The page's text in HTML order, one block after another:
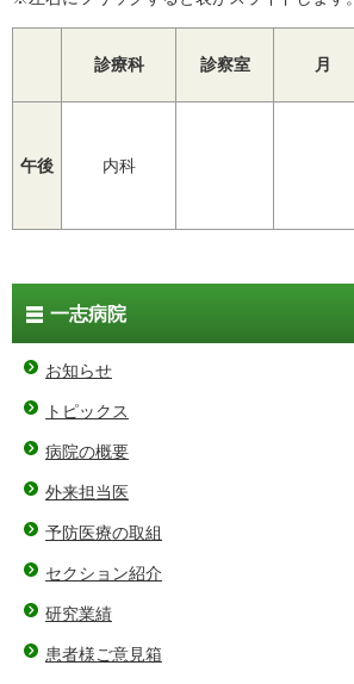
診療科 診察室 月
午後 内科
一志病院
お知らせ
トピックス
病院の概要
外来担当医
予防医療の取組
セクション紹介
研究業績
患者様ご意見箱